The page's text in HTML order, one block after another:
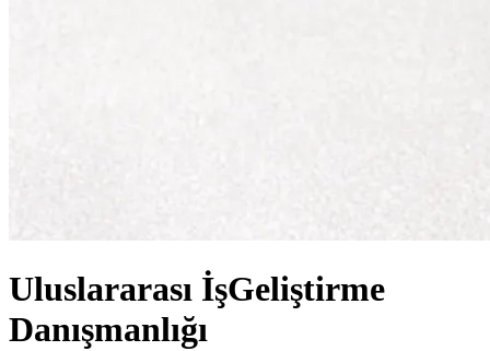
Uluslararası İşGeliştirme
Danışmanlığı